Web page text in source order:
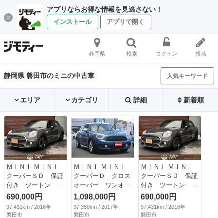
アプリならお得な情報を見逃さない！
インストール アプリで開く
静岡県 検索 ログイン 投稿
静岡県 磐田市のミニの中古車 人気キーワード
エリア カテゴリ 詳細 新着順
ＭＩＮＩ ＭＩＮＩ
クーパーＳＤ 保証
付き ツートン バ
ックカメラ ナビ
クリアランスソナ
ー アルミホイー
690,000円
97,431km / 2016年
磐田市
ＭＩＮＩ ＭＩＮＩ
クーパーＤ クロス
オーバー ワンオー
ナー禁煙車純正ナビ
ＥＴＣ全方位モニタ
ーＢｌｕｅｔｏｏｔ
1,098,000円
97,350km / 2017年
磐田市
ＭＩＮＩ ＭＩＮＩ
クーパーＳＤ 保証
付き ツートン バ
ックカメラ ナビ
クリアランスソナ
ー アルミホイー
690,000円
97,431km / 2016年
磐田市